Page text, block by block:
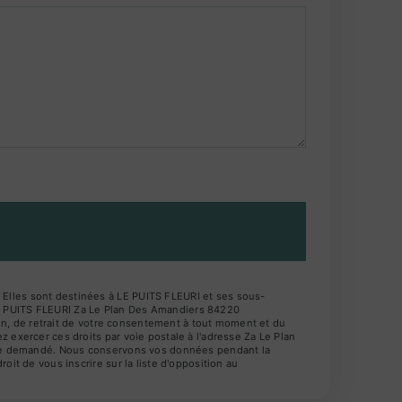
sont destinées à LE PUITS FLEURI et ses sous-
FLEURI Za Le Plan Des Amandiers 84220
de retrait de votre consentement à tout moment et du
exercer ces droits par voie postale à l'adresse Za Le Plan
Nous conservons vos données pendant la
de vous inscrire sur la liste d'opposition au